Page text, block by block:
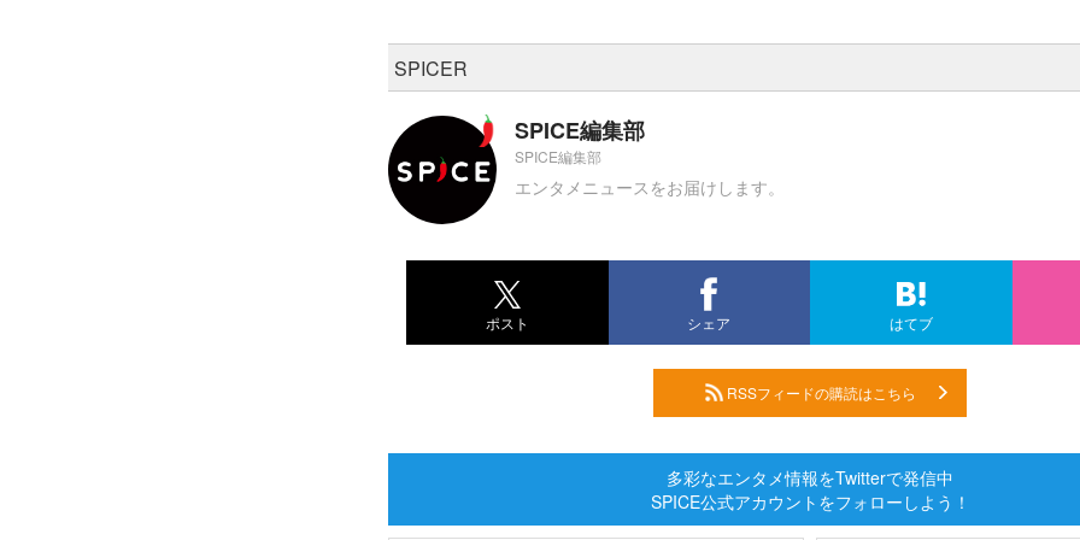
SPICER
SPICE編集部
SPICE編集部
エンタメニュースをお届けします。
ポスト シェア はてブ
RSSフィードの購読はこちら
多彩なエンタメ情報をTwitterで発信中
SPICE公式アカウントをフォローしよう！